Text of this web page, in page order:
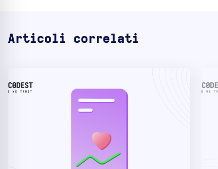
Articoli correlati